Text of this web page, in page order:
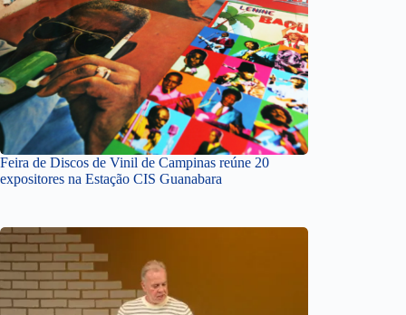
Feira de Discos de Vinil de Campinas reúne 20
expositores na Estação CIS Guanabara